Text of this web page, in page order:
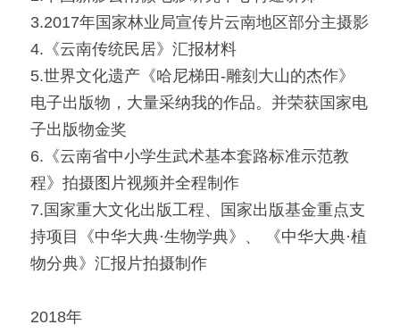
3.2017年国家林业局宣传片云南地区部分主摄影
4.《云南传统民居》汇报材料
5.世界文化遗产《哈尼梯田-雕刻大山的杰作》
电子出版物，大量采纳我的作品。并荣获国家电
子出版物金奖
6.《云南省中小学生武术基本套路标准示范教
程》拍摄图片视频并全程制作
7.国家重大文化出版工程、国家出版基金重点支
持项目《中华大典·生物学典》、 《中华大典·植
物分典》汇报片拍摄制作
2018年